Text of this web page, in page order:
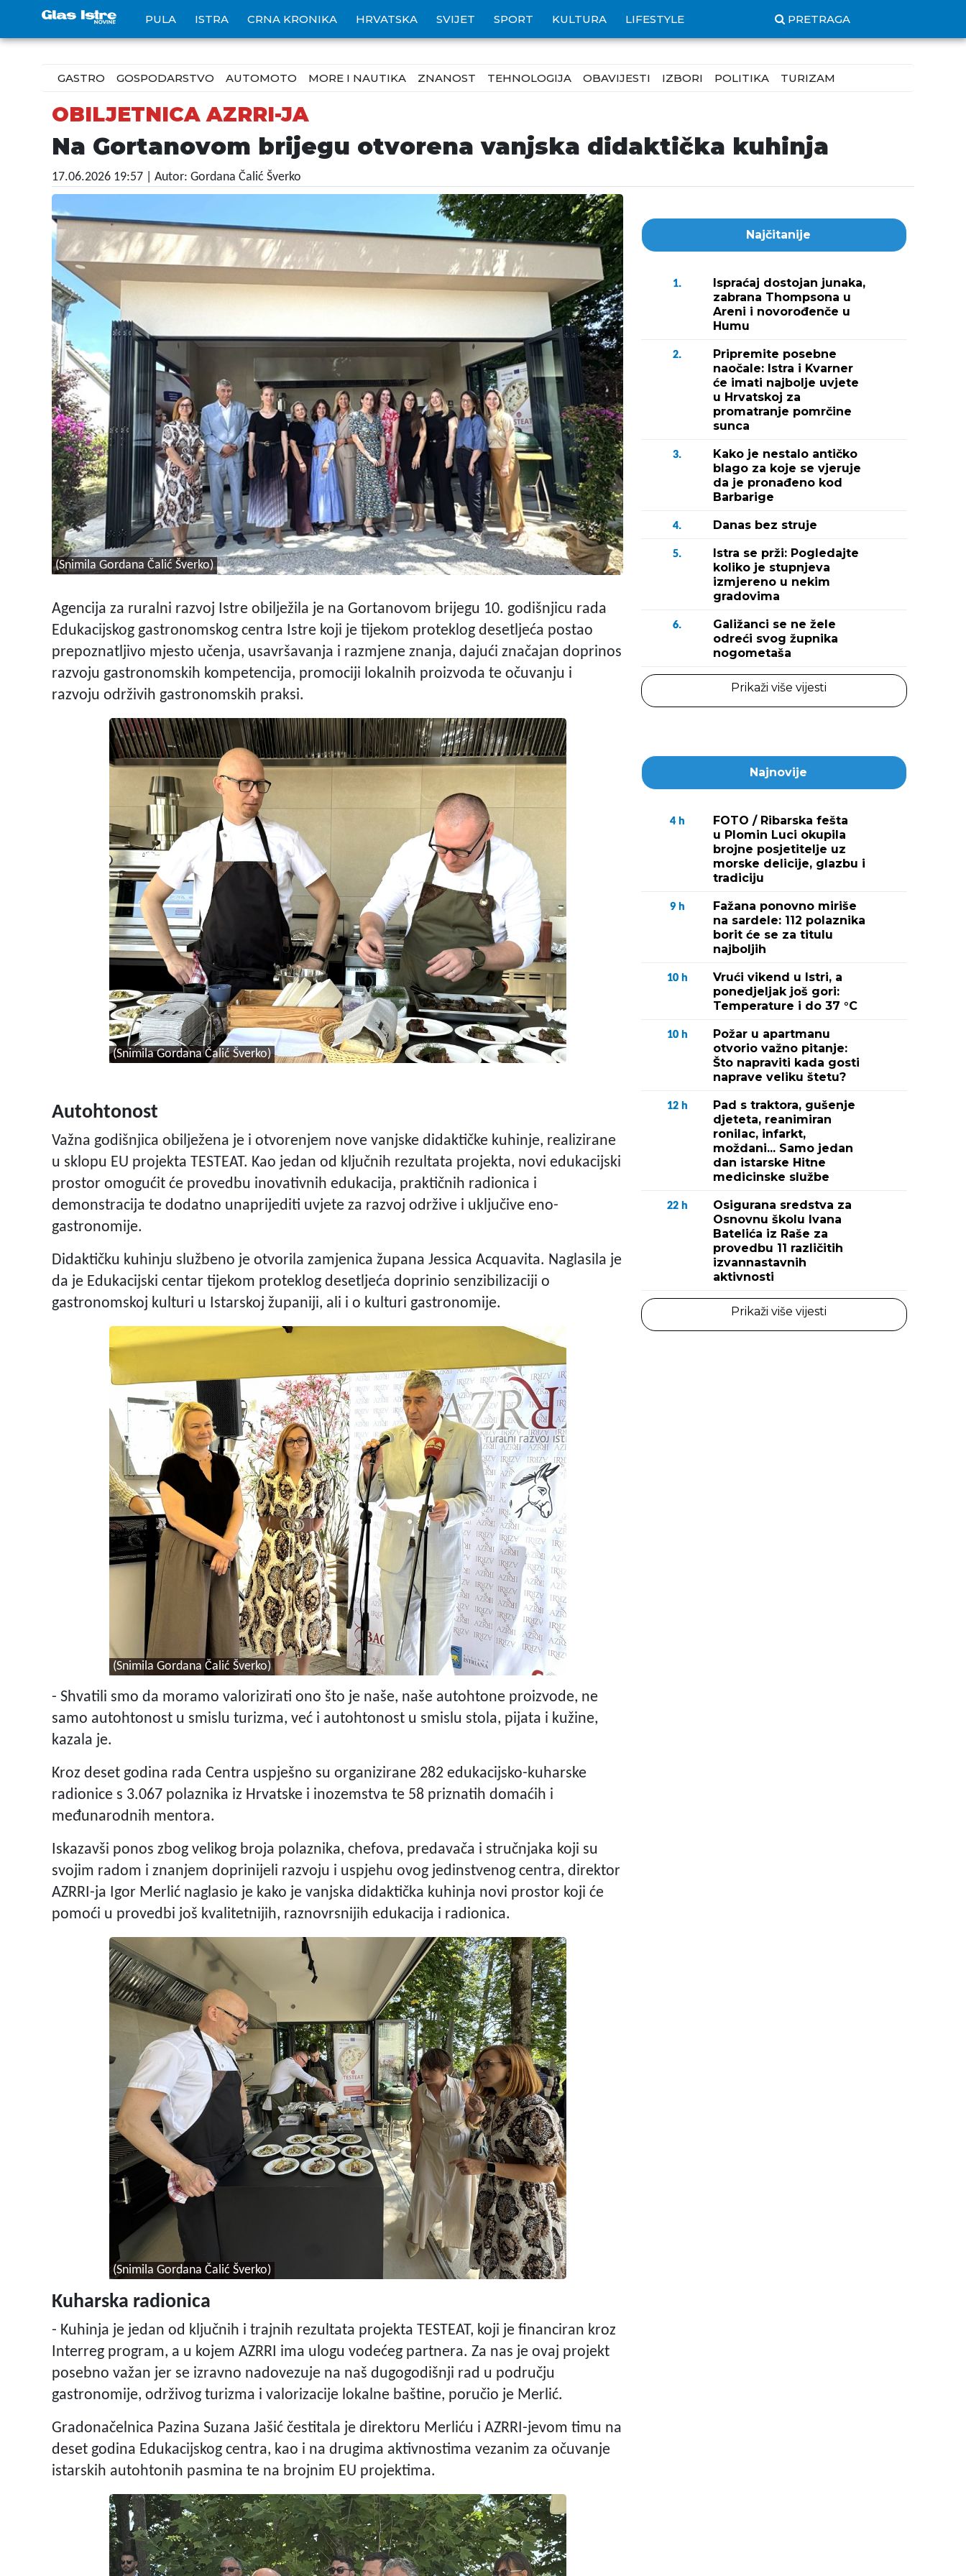
PULA ISTRA CRNA KRONIKA HRVATSKA SVIJET SPORT KULTURA LIFESTYLE PRETRAGA
GASTRO GOSPODARSTVO AUTOMOTO MORE I NAUTIKA ZNANOST TEHNOLOGIJA OBAVIJESTI IZBORI POLITIKA TURIZAM
OBILJETNICA AZRRI-JA
Na Gortanovom brijegu otvorena vanjska didaktička kuhinja
17.06.2026 19:57 | Autor: Gordana Čalić Šverko
(Snimila Gordana Čalić Šverko)
Agencija za ruralni razvoj Istre obilježila je na Gortanovom brijegu 10. godišnjicu rada
Edukacijskog gastronomskog centra Istre koji je tijekom proteklog desetljeća postao
prepoznatljivo mjesto učenja, usavršavanja i razmjene znanja, dajući značajan doprinos
razvoju gastronomskih kompetencija, promociji lokalnih proizvoda te očuvanju i
razvoju održivih gastronomskih praksi.
(Snimila Gordana Čalić Šverko)
Autohtonost
Važna godišnjica obilježena je i otvorenjem nove vanjske didaktičke kuhinje, realizirane
u sklopu EU projekta TESTEAT. Kao jedan od ključnih rezultata projekta, novi edukacijski
prostor omogućit će provedbu inovativnih edukacija, praktičnih radionica i
demonstracija te dodatno unaprijediti uvjete za razvoj održive i uključive eno-
gastronomije.
Didaktičku kuhinju službeno je otvorila zamjenica župana Jessica Acquavita. Naglasila je
da je Edukacijski centar tijekom proteklog desetljeća doprinio senzibilizaciji o
gastronomskoj kulturi u Istarskoj županiji, ali i o kulturi gastronomije.
(Snimila Gordana Čalić Šverko)
- Shvatili smo da moramo valorizirati ono što je naše, naše autohtone proizvode, ne
samo autohtonost u smislu turizma, već i autohtonost u smislu stola, pijata i kužine,
kazala je.
Kroz deset godina rada Centra uspješno su organizirane 282 edukacijsko-kuharske
radionice s 3.067 polaznika iz Hrvatske i inozemstva te 58 priznatih domaćih i
međunarodnih mentora.
Iskazavši ponos zbog velikog broja polaznika, chefova, predavača i stručnjaka koji su
svojim radom i znanjem doprinijeli razvoju i uspjehu ovog jedinstvenog centra, direktor
AZRRI-ja Igor Merlić naglasio je kako je vanjska didaktička kuhinja novi prostor koji će
pomoći u provedbi još kvalitetnijih, raznovrsnijih edukacija i radionica.
(Snimila Gordana Čalić Šverko)
Kuharska radionica
- Kuhinja je jedan od ključnih i trajnih rezultata projekta TESTEAT, koji je financiran kroz
Interreg program, a u kojem AZRRI ima ulogu vodećeg partnera. Za nas je ovaj projekt
posebno važan jer se izravno nadovezuje na naš dugogodišnji rad u području
gastronomije, održivog turizma i valorizacije lokalne baštine, poručio je Merlić.
Gradonačelnica Pazina Suzana Jašić čestitala je direktoru Merliću i AZRRI-jevom timu na
deset godina Edukacijskog centra, kao i na drugima aktivnostima vezanim za očuvanje
istarskih autohtonih pasmina te na brojnim EU projektima.
Najčitanije
1.
Ispraćaj dostojan junaka,
zabrana Thompsona u
Areni i novorođenče u
Humu
2.
Pripremite posebne
naočale: Istra i Kvarner
će imati najbolje uvjete
u Hrvatskoj za
promatranje pomrčine
sunca
3.
Kako je nestalo antičko
blago za koje se vjeruje
da je pronađeno kod
Barbarige
4. Danas bez struje
5.
Istra se prži: Pogledajte
koliko je stupnjeva
izmjereno u nekim
gradovima
6.
Galižanci se ne žele
odreći svog župnika
nogometaša
Prikaži više vijesti
Najnovije
4 h
FOTO / Ribarska fešta
u Plomin Luci okupila
brojne posjetitelje uz
morske delicije, glazbu i
tradiciju
9 h
Fažana ponovno miriše
na sardele: 112 polaznika
borit će se za titulu
najboljih
10 h
Vrući vikend u Istri, a
ponedjeljak još gori:
Temperature i do 37 °C
10 h
Požar u apartmanu
otvorio važno pitanje:
Što napraviti kada gosti
naprave veliku štetu?
12 h
Pad s traktora, gušenje
djeteta, reanimiran
ronilac, infarkt,
moždani... Samo jedan
dan istarske Hitne
medicinske službe
22 h
Osigurana sredstva za
Osnovnu školu Ivana
Batelića iz Raše za
provedbu 11 različitih
izvannastavnih
aktivnosti
Prikaži više vijesti